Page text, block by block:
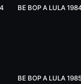
BE BOP A LULA
BE BOP A LULA